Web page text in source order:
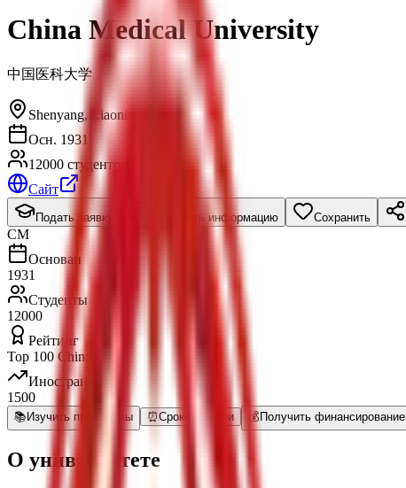
China Medical University
中国医科大学
Shenyang,
Liaoning
Осн. 1931
12000 студентов
Сайт
Подать заявку Запросить информацию Сохранить
CM
Основан
1931
Студенты
12000
Рейтинг
Top 100 China
Иностранные
1500
📚 Изучить программы ⏰Сроки Подачи 💰 Получить финансирование
О университете